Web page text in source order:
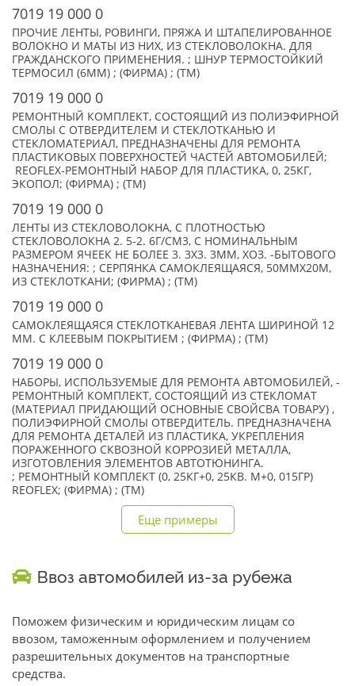
7019 19 000 0
ПРОЧИЕ ЛЕНТЫ, РОВИНГИ, ПРЯЖА И ШТАПЕЛИРОВАННОЕ
ВОЛОКНО И МАТЫ ИЗ НИХ, ИЗ СТЕКЛОВОЛОКНА. ДЛЯ
ГРАЖДАНСКОГО ПРИМЕНЕНИЯ. ; ШНУР ТЕРМОСТОЙКИЙ
ТЕРМОСИЛ (6ММ) ; (ФИРМА) ; (TM)
7019 19 000 0
РЕМОНТНЫЙ КОМПЛЕКТ, СОСТОЯЩИЙ ИЗ ПОЛИЭФИРНОЙ
СМОЛЫ С ОТВЕРДИТЕЛЕМ И СТЕКЛОТКАНЬЮ И
СТЕКЛОМАТЕРИАЛ, ПРЕДНАЗНАЧЕНЫ ДЛЯ РЕМОНТА
ПЛАСТИКОВЫХ ПОВЕРХНОСТЕЙ ЧАСТЕЙ АВТОМОБИЛЕЙ;
REOFLEX-РЕМОНТНЫЙ НАБОР ДЛЯ ПЛАСТИКА, 0, 25КГ,
ЭКОПОЛ; (ФИРМА) ; (TM)
7019 19 000 0
ЛЕНТЫ ИЗ СТЕКЛОВОЛОКНА, С ПЛОТНОСТЬЮ
СТЕКЛОВОЛОКНА 2. 5-2. 6Г/СМ3, С НОМИНАЛЬНЫМ
РАЗМЕРОМ ЯЧЕЕК НЕ БОЛЕЕ 3. 3Х3. 3ММ, ХОЗ. -БЫТОВОГО
НАЗНАЧЕНИЯ: ; СЕРПЯНКА САМОКЛЕЯЩАЯСЯ, 50ММХ20М,
ИЗ СТЕКЛОТКАНИ; (ФИРМА) ; (TM)
7019 19 000 0
САМОКЛЕЯЩАЯСЯ СТЕКЛОТКАНЕВАЯ ЛЕНТА ШИРИНОЙ 12
ММ. С КЛЕЕВЫМ ПОКРЫТИЕМ ; (ФИРМА) ; (TM)
7019 19 000 0
НАБОРЫ, ИСПОЛЬЗУЕМЫЕ ДЛЯ РЕМОНТА АВТОМОБИЛЕЙ, -
РЕМОНТНЫЙ КОМПЛЕКТ, СОСТОЯЩИЙ ИЗ СТЕКЛОМАТ
(МАТЕРИАЛ ПРИДАЮЩИЙ ОСНОВНЫЕ СВОЙСВА ТОВАРУ) ,
ПОЛИЭФИРНОЙ СМОЛЫ ОТВЕРДИТЕЛЬ. ПРЕДНАЗНАЧЕНА
ДЛЯ РЕМОНТА ДЕТАЛЕЙ ИЗ ПЛАСТИКА, УКРЕПЛЕНИЯ
ПОРАЖЕННОГО СКВОЗНОЙ КОРРОЗИЕЙ МЕТАЛЛА,
ИЗГОТОВЛЕНИЯ ЭЛЕМЕНТОВ АВТОТЮНИНГА.
; РЕМОНТНЫЙ КОМПЛЕКТ (0, 25КГ+0, 25КВ. М+0, 015ГР)
REOFLEX; (ФИРМА) ; (TM)
Еще примеры
Ввоз автомобилей из-за рубежа
Поможем физическим и юридическим лицам со
ввозом, таможенным оформлением и получением
разрешительных документов на транспортные
средства.